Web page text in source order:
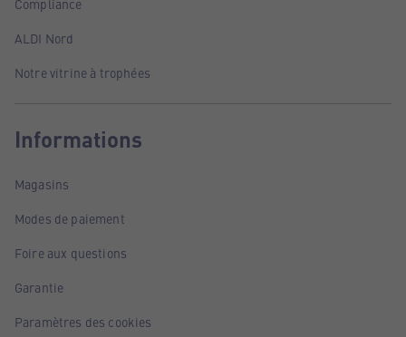
Compliance
ALDI Nord
Notre vitrine à trophées
Informations
Magasins
Modes de paiement
Foire aux questions
Garantie
Paramètres des cookies